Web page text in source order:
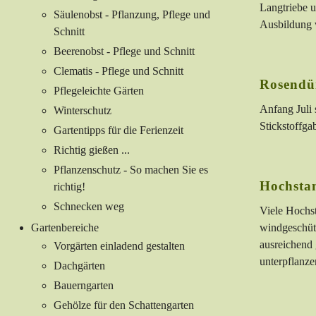
Säulenobst - Pflanzung, Pflege und
Schnitt
Beerenobst - Pflege und Schnitt
Clematis - Pflege und Schnitt
Pflegeleichte Gärten
Winterschutz
Gartentipps für die Ferienzeit
Richtig gießen ...
Pflanzenschutz - So machen Sie es
richtig!
Schnecken weg
Gartenbereiche
Vorgärten einladend gestalten
Dachgärten
Bauerngarten
Gehölze für den Schattengarten
Langtriebe
Ausbildung
Anfang Juli
Viele